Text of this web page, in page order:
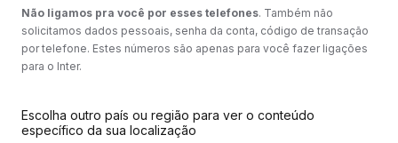
Não ligamos pra você por esses telefones. Também não
solicitamos dados pessoais, senha da conta, código de transação
por telefone. Estes números são apenas para você fazer ligações
para o Inter.
Escolha outro país ou região para ver o conteúdo
específico da sua localização